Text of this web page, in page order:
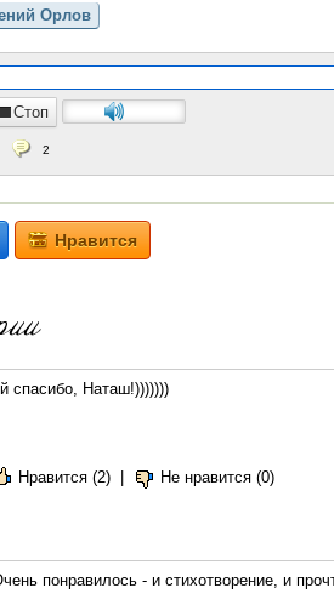
Орлов
Стоп
2
Нравится
спасибо, Наташ!)))))))
Нравится (2) Не нравится (0)
понравилось - и стихотворение, и